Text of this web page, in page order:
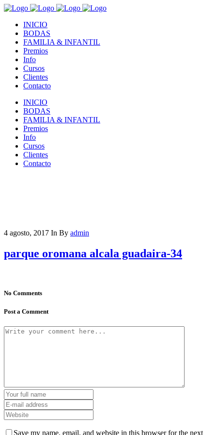
INICIO
BODAS
FAMILIA & INFANTIL
Premios
Info
Cursos
Clientes
Contacto
INICIO
BODAS
FAMILIA & INFANTIL
Premios
Info
Cursos
Clientes
Contacto
4 agosto, 2017 In By admin
parque oromana alcala guadaira-34
No Comments
Post a Comment
Save my name, email, and website in this browser for the next